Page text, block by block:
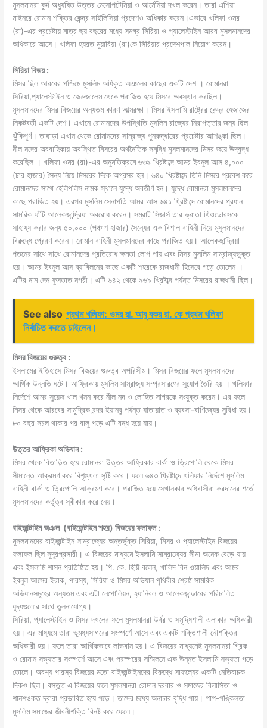
মুসলমানরা কুর্দ অধ্যুষিত উত্তর মেসােপটেমিয়া ও আর্মেনিয়া দখল করেন। তারা এশিয়া
মাইনরে রোমান শক্তির কেন্দ্র সাইলিসিয়া প্রদেশও অধিকার করেন।এভাবে খলিফা ওমর
(রা)-এর প্রচেষ্টায় মাত্র ছয় বছরের মধ্যে সমগ্র সিরিয়া ও প্যালেস্টাইন আরব মুসলমানদের
অধিকারে আসে। খলিফা হযরত মুয়াবিয়া (রা)কে সিরিয়ার প্রদেশপাল নিয়ােগ করেন।
সিরিয়া বিজয় :
মিসর ছিল আরবের পশ্চিমে মুসলিম অধিকৃত অঞলের কাছের একটি দেশ । রােমানরা
সিরিয়া,প্যালেস্টাইন ও জেরুজালেম থেকে পরাজিত হয়ে মিসরে অবস্থান করছিল।
মুসলমানদের মিসর বিজয়ের অন্যতম কারণ আত্মরক্ষা। মিসর ইসলামি রাষ্ট্রের কেন্দ্র হেজাজের
নিকটবর্তী একটি দেশ। এখানে রােমানদের উপস্থিতি মুসলিম রাজ্যের নিরাপত্তার জন্য ছিল
ঝুঁকিপূর্ণ। তাছাড়া এখান থেকে রােমানদের সাম্রাজ্য পুনরুদ্ধারের প্রচেষ্টার আশঙ্কা ছিল।
নীল নদের অববাহিকায় অবস্থিত মিসরের অর্থনৈতিক সমৃদ্ধি মুসলমানদের মিসর জয়ে উদ্বুদ্ধ
করেছিল । খলিফা ওমর (রা)-এর অনুমতিক্রমে ৬৩৯ খ্রিষ্টাব্দে আমর ইবনুল আস ৪,০০০
(চার হাজার) সৈন্য নিয়ে মিসরের দিকে অগ্রসর হন। ৬৪০ খ্রিষ্টাব্দে তিনি মিসরে প্রবেশ করে
রােমানদের সাথে হেলিপলিস নামক স্থানে যুদ্ধে অবতীর্ণ হন। যুদ্ধে বােমানরা মুসলমানদের
কাছে পরাজিত হয়। এরপর মুসলিম সেনাপতি আমর আস ৬৪১ খ্রিষ্টাব্দে রােমানদের প্রধান
সামরিক ঘাঁটি আলেকজান্দ্রিয়া অবরােধ করেন। সম্রাট সিজার্স তার ভ্রাতা থিওডােরসকে
সাহায্য করার জন্য ৫০,০০০ (পঞ্চাশ হাজার) সৈন্যের এক বিশাল বাহিনী নিয়ে মুসুলমানদের
বিরুদ্ধে প্রেরণ করেন। রােমান বাহিনী মুসলমানদের কাছে পরাজিত হয়। আলেকজান্দ্রিয়া
পতনের সাথে সাথে রােমানদের প্রতিরােধ ক্ষমতা লােপ পায় এবং মিসর মুসলিম সাম্রাজ্যভুক্ত
হয়। আমর ইবনুল আস ব্যাবিলনের কাছে একটি শহরকে রাজধানী হিসেবে গড়ে তােলেন ।
এটির নাম দেন ফুসতাত নগরী। এটি ৬৪২ থেকে ৯৬৯ খ্রিষ্টাব্দ পর্যন্ত মিসরের রাজধানী ছিল।
See also প্রথম খলিফা: ওমর রা. আবু বকর রা. কে প্রথম খলিফা
নির্বাচিত করতে চাইলেন।
মিসর বিজয়ের গুরুত্ব :
ইসলামের ইতিহাসে মিসর বিজয়ের গুরুত্ব অপরিসীম। মিসর বিজয়ের ফলে মুসলমানদের
আর্থিক উন্নতি ঘটে। আফ্রিকায় মুসলিম সাম্রাজ্য সম্প্রসারণের সুযােগ তৈরি হয় । খলিফার
নির্দেশে আমর সুয়েজ খাল খনন করে নীল নদ ও লােহিত সাগরকে সংযুক্ত করেন। এর ফলে
মিসর থেকে আরবের সামুদ্রিক বন্দর ইয়ানবু পর্যন্ত যাতায়াত ও ব্যবসা-বাণিজ্যের সুবিধা হয়।
৮০ বছর সচল থাকার পর বালু পড়ে এটি বন্ধ হয়ে যায়।
উত্তর আফ্রিকা অভিযান :
মিসর থেকে বিতাড়িত হয়ে রােমানরা উত্তর আফ্রিকার বার্কা ও ত্রিপােলি থেকে মিসর
সীমান্তে আক্রমণ করে বিশৃঙ্খলা সৃষ্টি করে। ফলে ৬৪৩ খ্রিষ্টাব্দে খলিফার নির্দেশে মুসলিম
বাহিনী বার্কা ও ত্রিপােলি আক্রমণ করে। পরাজিত হয়ে সেখানকার অধিবাসীরা করদানের শর্তে
মুসলমানদের কর্তৃত্ব স্বীকার করে নেয়।
বাইজান্টাইন অঞল (বাইজেন্টাইন শহর) বিজয়ের ফলাফল :
মুসলমানদের বাইজান্টাইন সাম্রাজ্যের অন্তর্ভুক্ত সিরিয়া, মিসর ও প্যালেস্টাইন বিজয়ের
ফলাফল ছিল সুদূরপ্রসারী। এ বিজয়ের মাধ্যমে ইসলামি সাম্রাজ্যের সীমা অনেক বেড়ে যায়
এবং ইসলামি শাসন প্রতিষ্ঠিত হয়। পি. কে. হিট্টি বলেন, খালিদ বিন ওয়ালিদ এবং আমর
ইবনুল আসের ইরাক, পারস্য, সিরিয়া ও মিসর অভিযান পৃথিবীর শ্রেষ্ঠ সামরিক
অভিযানসমূহের অন্যতম এবং এটা নেপােলিয়ন, হ্যানিবল ও আলেকজান্ডারের পরিচালিত
যুদ্ধগুলাের সাথে তুলনাযােগ্য।
সিরিয়া, প্যালেস্টাইন ও মিসর দখলের ফলে মুসলমানরা উর্বর ও সমৃদ্ধিশালী এলাকার অধিকারী
হয়। এর মাধ্যমে তারা ভূমধ্যসাগরের সংস্পর্শে আসে এবং একটি শক্তিশালী নৌশক্তির
অধিকারী হয়। ফলে তারা আর্থিকভাবে লাভবান হয়। এ বিজয়ের মাধ্যমেই মুসলমানরা গ্রিক
ও রােমান সভ্যতার সংস্পর্শে আসে এবং পরস্পরের সম্মিলনে এক উন্নত ইসলামি সভ্যতা গড়ে
তােলে। অবশ্য পারস্য বিজয়ের মতাে বাইজান্টাইনদের বিরুদ্ধে সাফল্যের একটি নেতিবাচক
দিকও ছিল। বস্তুত এ বিজয়ের ফলে মুসলমানরা রােমান দরবার ও সমাজের বিলাসিতা ও
শানশওকত দ্বারা প্রভাবিত হয়ে পড়ে। তাদের মধ্যে অনাচার বৃদ্ধি পায়। পাপ-পঙ্কিলতা
মুসলিম সমাজের জীবনীশক্তি বিনষ্ট করে ফেলে।